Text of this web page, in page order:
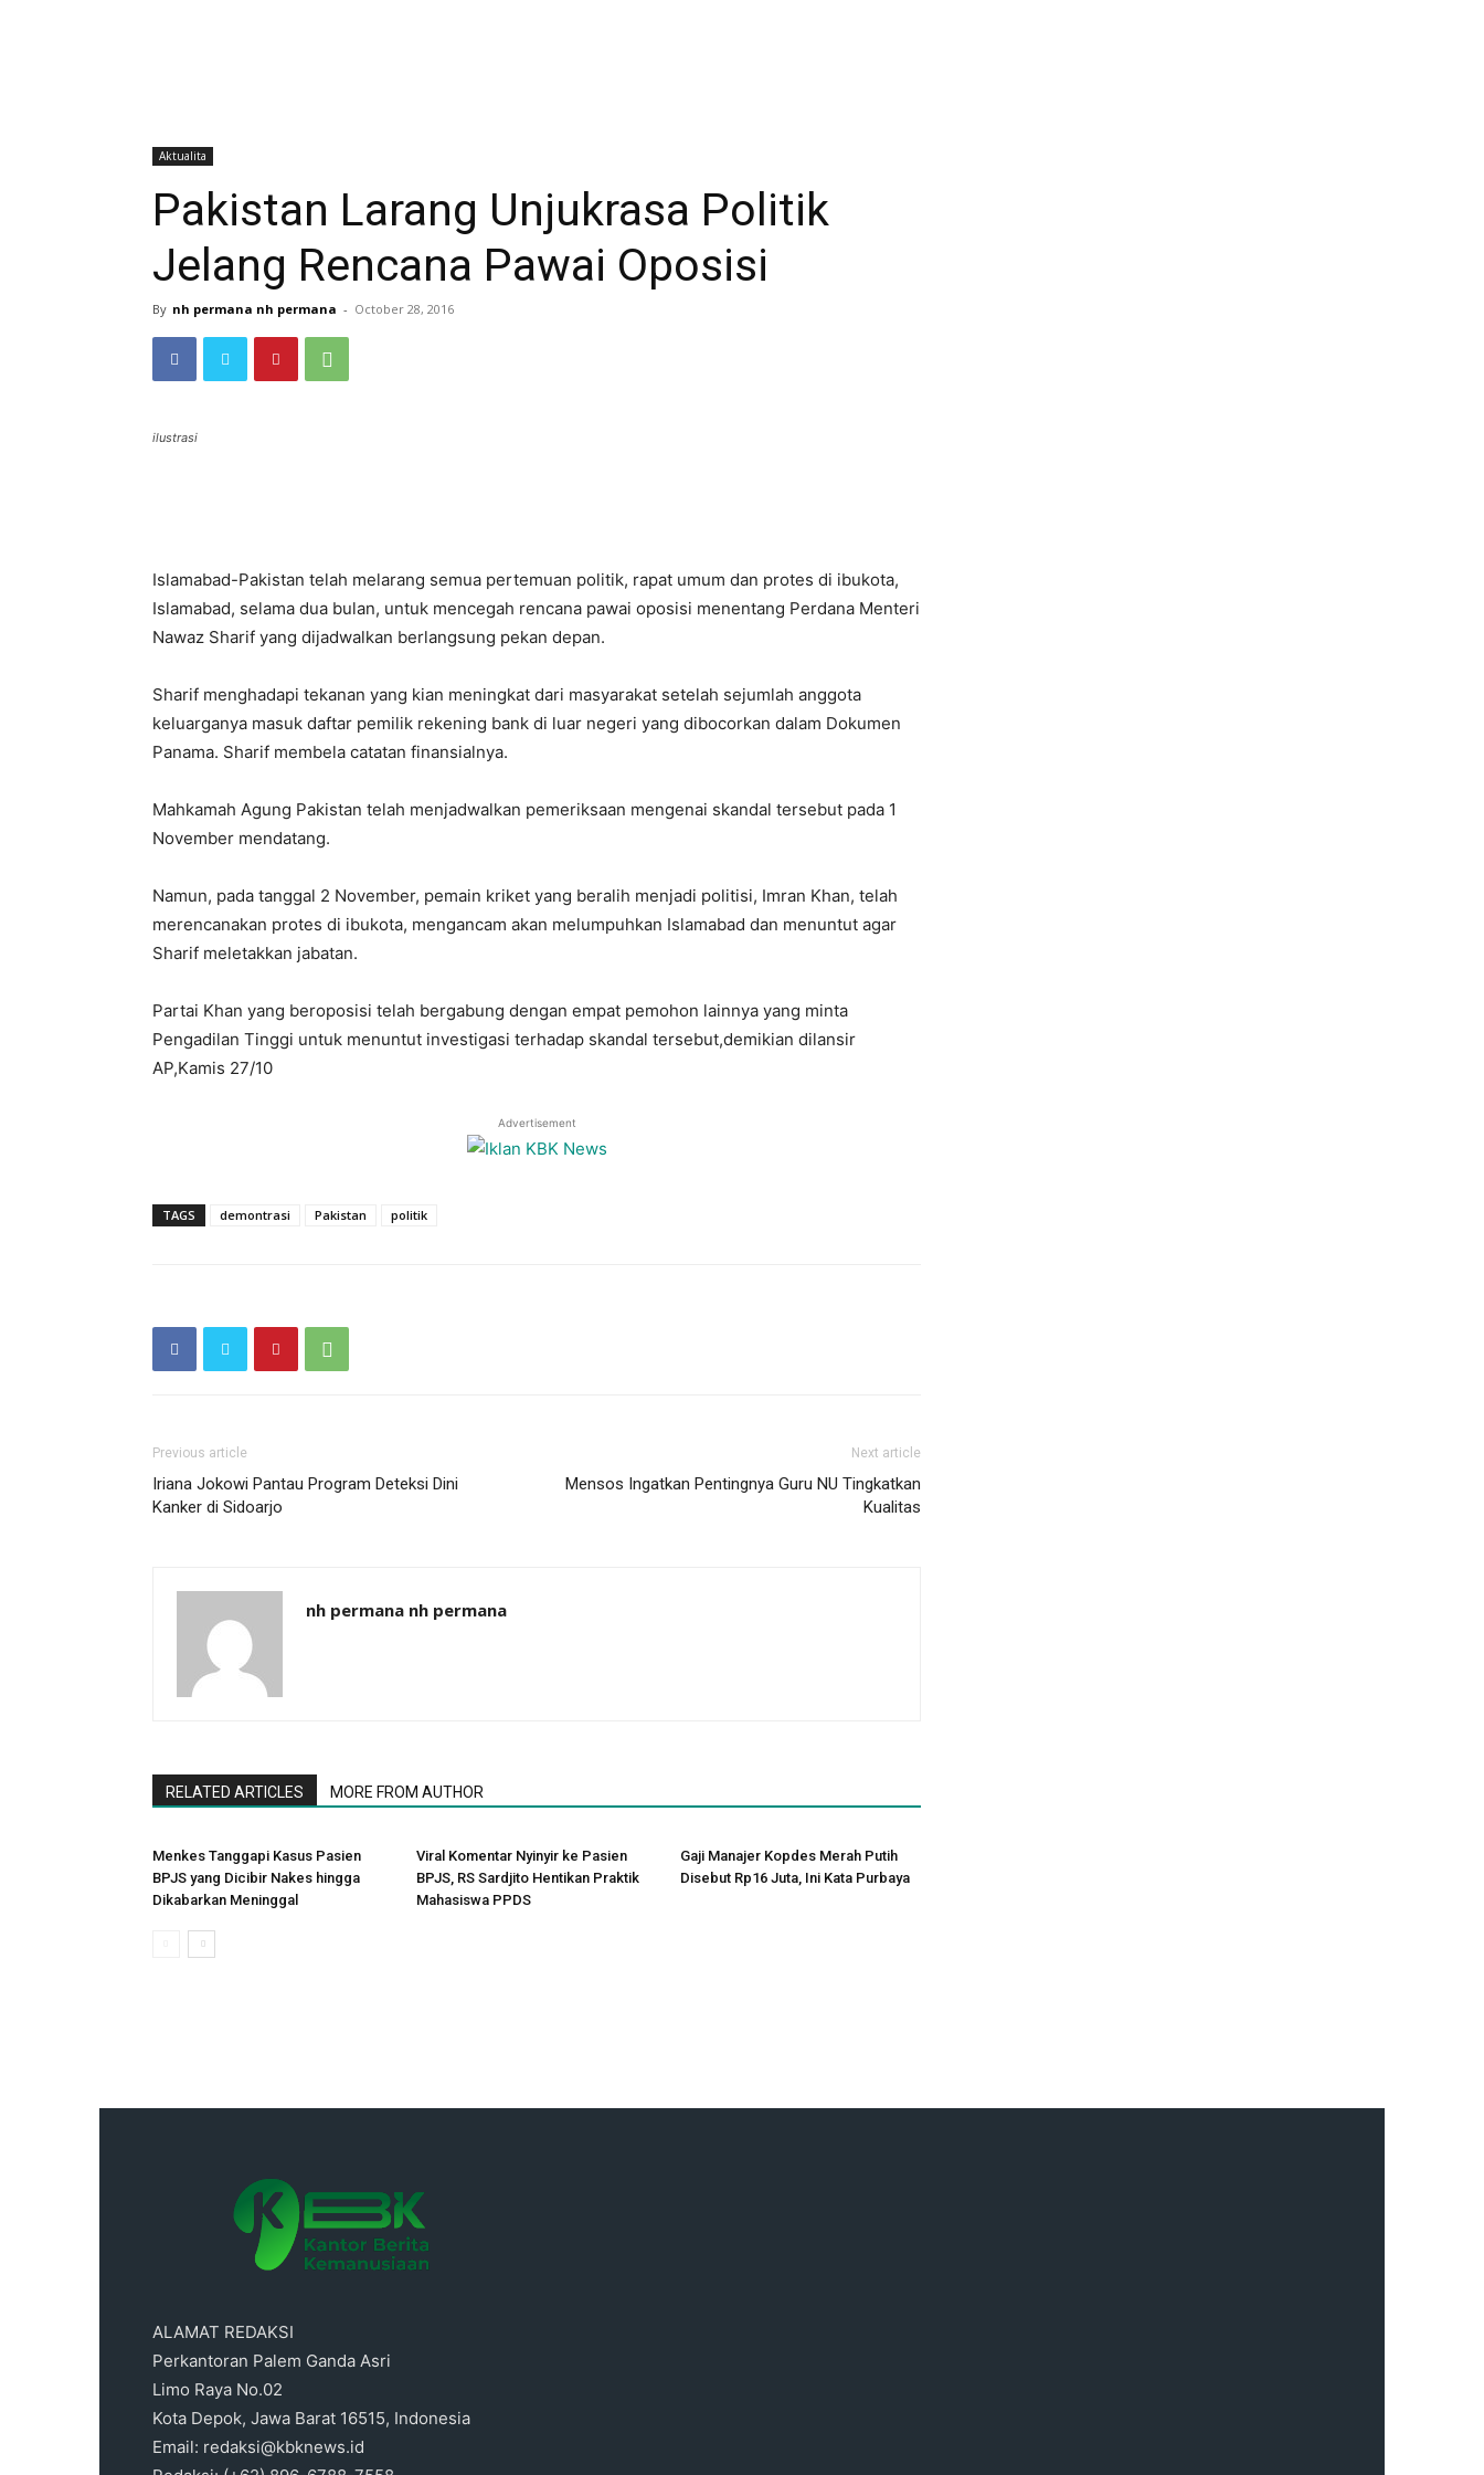
Aktualita
Pakistan Larang Unjukrasa Politik
Jelang Rencana Pawai Oposisi
By nh permana nh permana - October 28, 2016
ilustrasi
Islamabad-Pakistan telah melarang semua pertemuan politik, rapat umum dan protes di ibukota,
Islamabad, selama dua bulan, untuk mencegah rencana pawai oposisi menentang Perdana Menteri
Nawaz Sharif yang dijadwalkan berlangsung pekan depan.
Sharif menghadapi tekanan yang kian meningkat dari masyarakat setelah sejumlah anggota
keluarganya masuk daftar pemilik rekening bank di luar negeri yang dibocorkan dalam Dokumen
Panama. Sharif membela catatan finansialnya.
Mahkamah Agung Pakistan telah menjadwalkan pemeriksaan mengenai skandal tersebut pada 1
November mendatang.
Namun, pada tanggal 2 November, pemain kriket yang beralih menjadi politisi, Imran Khan, telah
merencanakan protes di ibukota, mengancam akan melumpuhkan Islamabad dan menuntut agar
Sharif meletakkan jabatan.
Partai Khan yang beroposisi telah bergabung dengan empat pemohon lainnya yang minta
Pengadilan Tinggi untuk menuntut investigasi terhadap skandal tersebut,demikian dilansir
AP,Kamis 27/10
Advertisement
TAGS demontrasi Pakistan politik
Previous article
Iriana Jokowi Pantau Program Deteksi Dini
Kanker di Sidoarjo
Next article
Mensos Ingatkan Pentingnya Guru NU Tingkatkan
Kualitas
nh permana nh permana
RELATED ARTICLES MORE FROM AUTHOR
Menkes Tanggapi Kasus Pasien
BPJS yang Dicibir Nakes hingga
Dikabarkan Meninggal
Viral Komentar Nyinyir ke Pasien
BPJS, RS Sardjito Hentikan Praktik
Mahasiswa PPDS
Gaji Manajer Kopdes Merah Putih
Disebut Rp16 Juta, Ini Kata Purbaya
ALAMAT REDAKSI
Perkantoran Palem Ganda Asri
Limo Raya No.02
Kota Depok, Jawa Barat 16515, Indonesia
Email: redaksi@kbknews.id